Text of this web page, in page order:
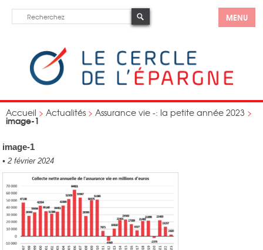
MENU
Accueil > Actualités > Assurance vie -: la petite année 2023 >
image-1
image-1
• 2 février 2024